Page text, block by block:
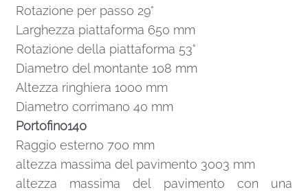
Rotazione per passo 29°
Larghezza piattaforma 650 mm
Rotazione della piattaforma 53°
Diametro del montante 108 mm
Altezza ringhiera 1000 mm
Diametro corrimano 40 mm
Portofino140
Raggio esterno 700 mm
altezza massima del pavimento 3003 mm
altezza massima del pavimento con una